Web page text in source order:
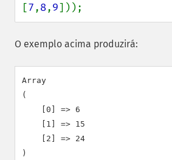
[7,8,9]));
O exemplo acima produzirá:
Array
(
    [0] => 6
    [1] => 15
    [2] => 24